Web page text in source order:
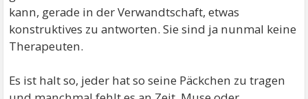
kann, gerade in der Verwandtschaft, etwas
konstruktives zu antworten. Sie sind ja nunmal keine
Therapeuten.
Es ist halt so, jeder hat so seine Päckchen zu tragen